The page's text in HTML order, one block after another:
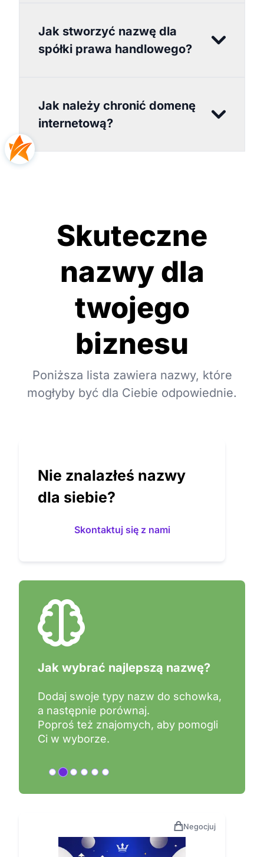
Jak stworzyć nazwę dla
spółki prawa handlowego?
Jak należy chronić domenę
internetową?
Skuteczne
nazwy dla
twojego
biznesu
Poniższa lista zawiera nazwy, które
mogłyby być dla Ciebie odpowiednie.
Nie znalazłeś nazwy
dla siebie?
Skontaktuj się z nami
Jak wybrać najlepszą nazwę?
Dodaj swoje typy nazw do schowka,
a następnie porównaj.
Poproś też znajomych, aby pomogli
Ci w wyborze.
Negocjuj